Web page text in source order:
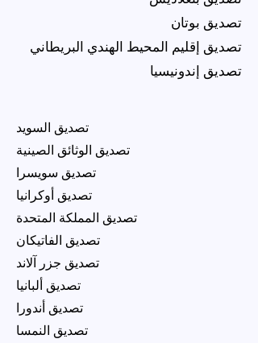
تصديق بوتان
تصديق إقليم المحيط الهندي البريطاني
تصديق إندونيسيا
تصديق السويد
تصديق الوثائق الصينية
تصديق سويسرا
تصديق أوكرانيا
تصديق المملكة المتحدة
تصديق الفاتيكان
تصديق جزر آلاند
تصديق ألبانيا
تصديق أندورا
تصديق النمسا